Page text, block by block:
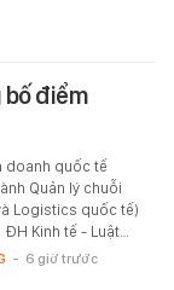
bố điểm
doanh quốc tế
Quản lý chuỗi
Logistics quốc tế)
ĐH Kinh tế - Luật…
- 6 giờ trước